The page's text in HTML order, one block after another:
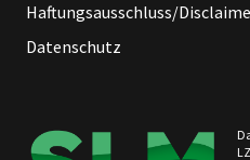
Haftungsausschluss/
Datenschutz